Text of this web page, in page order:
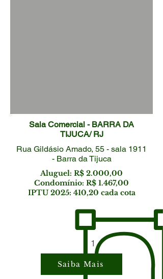
Sala Comercial - BARRA DA
TIJUCA/ RJ
Rua Gildásio Amado, 55 - sala 1911
- Barra da Tijuca
Aluguel: R$ 2.000,00
Condomínio: R$ 1.467,00
IPTU 2025: 410,20 cada cota
1
Saiba Mais